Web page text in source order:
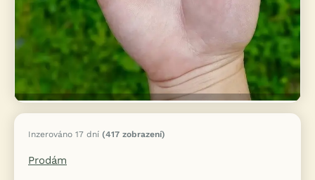
Inzerováno 17 dní (417 zobrazení)
Prodám